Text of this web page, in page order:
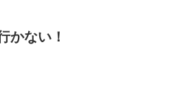
かない！